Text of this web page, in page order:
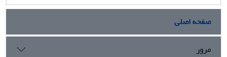
صفحه اصلی
مرور